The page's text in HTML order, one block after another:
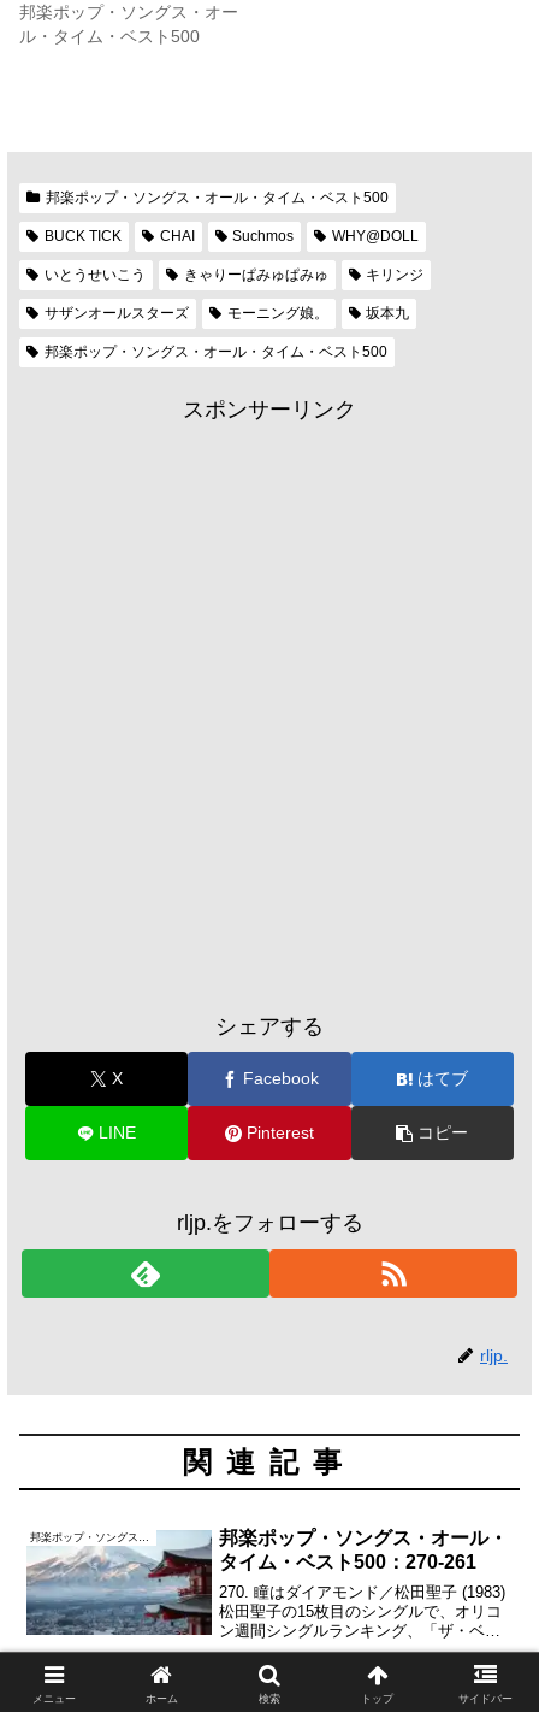
邦楽ポップ・ソングス・オー
ル・タイム・ベスト500
邦楽ポップ・ソングス・オール・タイム・ベスト500
BUCK TICK CHAI Suchmos WHY@DOLL
いとうせいこう きゃりーぱみゅぱみゅ キリンジ
サザンオールスターズ モーニング娘。 坂本九
邦楽ポップ・ソングス・オール・タイム・ベスト500
スポンサーリンク
シェアする
X Facebook はてブ
LINE Pinterest コピー
rljp.をフォローする
rljp.
関連記事
邦楽ポップ・ソングス・オール・タイム・ベスト500
邦楽ポップ・ソングス・オール・
タイム・ベスト500：270-261
270. 瞳はダイアモンド／松田聖子 (1983)
松田聖子の15枚目のシングルで、オリコ
ン週間シングルランキング、「ザ・ベス
トテン」などでいずれも1位に輝いた。作
曲は呉田軽穂こと松任谷由実、編曲は松
任谷正隆で、松田聖子の数あるシングル
曲の中...
邦楽ポップ・ソングス・オール・タイム・ベスト500
邦楽ポップ・ソングス・オール・
メニュー ホーム 検索 トップ サイドバー